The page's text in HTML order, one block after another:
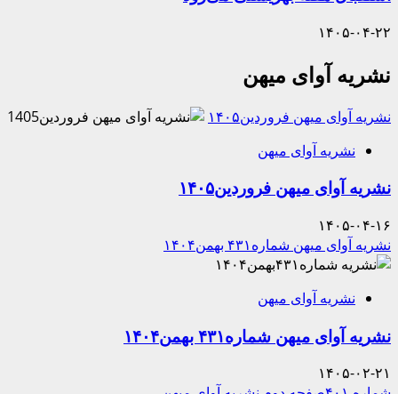
۱۴۰۵-۰۴-۲۲
نشریه آوای میهن
نشریه آوای میهن فروردین۱۴۰۵
نشریه آوای میهن
نشریه آوای میهن فروردین۱۴۰۵
۱۴۰۵-۰۴-۱۶
نشریه آوای میهن شماره۴۳۱ بهمن۱۴۰۴
نشریه آوای میهن
نشریه آوای میهن شماره۴۳۱ بهمن۱۴۰۴
۱۴۰۵-۰۲-۲۱